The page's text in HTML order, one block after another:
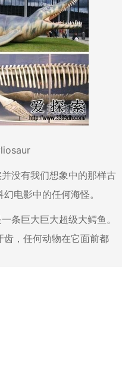
没有我们想象中的那样古
电影中的任何海怪。
巨大巨大超级大鳄鱼。
，任何动物在它面前都